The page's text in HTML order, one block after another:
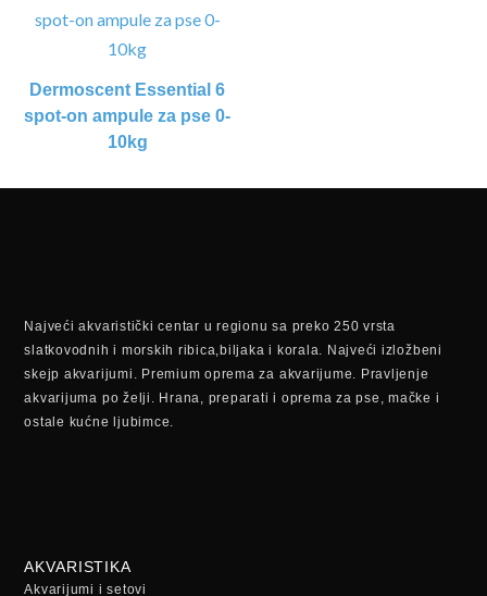
Dermoscent Essential 6
spot-on ampule za pse 0-
10kg
Najveći akvaristički centar u regionu sa preko 250 vrsta
slatkovodnih i morskih ribica,biljaka i korala. Najveći izložbeni
skejp akvarijumi. Premium oprema za akvarijume. Pravljenje
akvarijuma po želji. Hrana, preparati i oprema za pse, mačke i
ostale kućne ljubimce.
AKVARISTIKA
Akvarijumi i setovi